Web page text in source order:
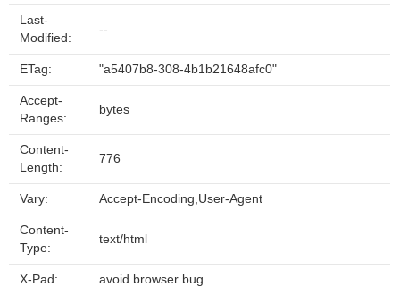
Last-
Modified:
--
ETag: "a5407b8-308-4b1b21648afc0"
Accept-
Ranges:
bytes
Content-
Length:
776
Vary: Accept-Encoding,User-Agent
Content-
Type:
text/html
X-Pad: avoid browser bug